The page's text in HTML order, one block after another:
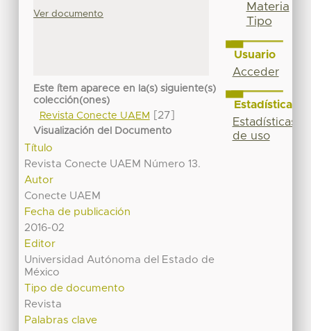
Ver documento
Este ítem aparece en la(s) siguiente(s)
colección(ones)
Revista Conecte UAEM
[27]
Visualización del Documento
Título
Revista Conecte UAEM Número 13.
Autor
Conecte UAEM
Fecha de publicación
2016-02
Editor
Universidad Autónoma del Estado de
México
Tipo de documento
Revista
Palabras clave
Materia
Tipo
Usuario
Acceder
Estadísticas
Estadísticas
de uso